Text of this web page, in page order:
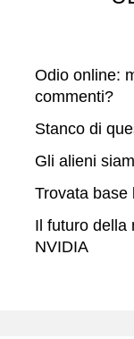
Odio online:
commenti?
Stanco di
Gli alieni
Trovata base
Il futuro della
NVIDIA